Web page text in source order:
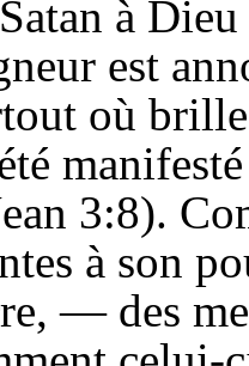
à
est
où
3:8).
à son
— des